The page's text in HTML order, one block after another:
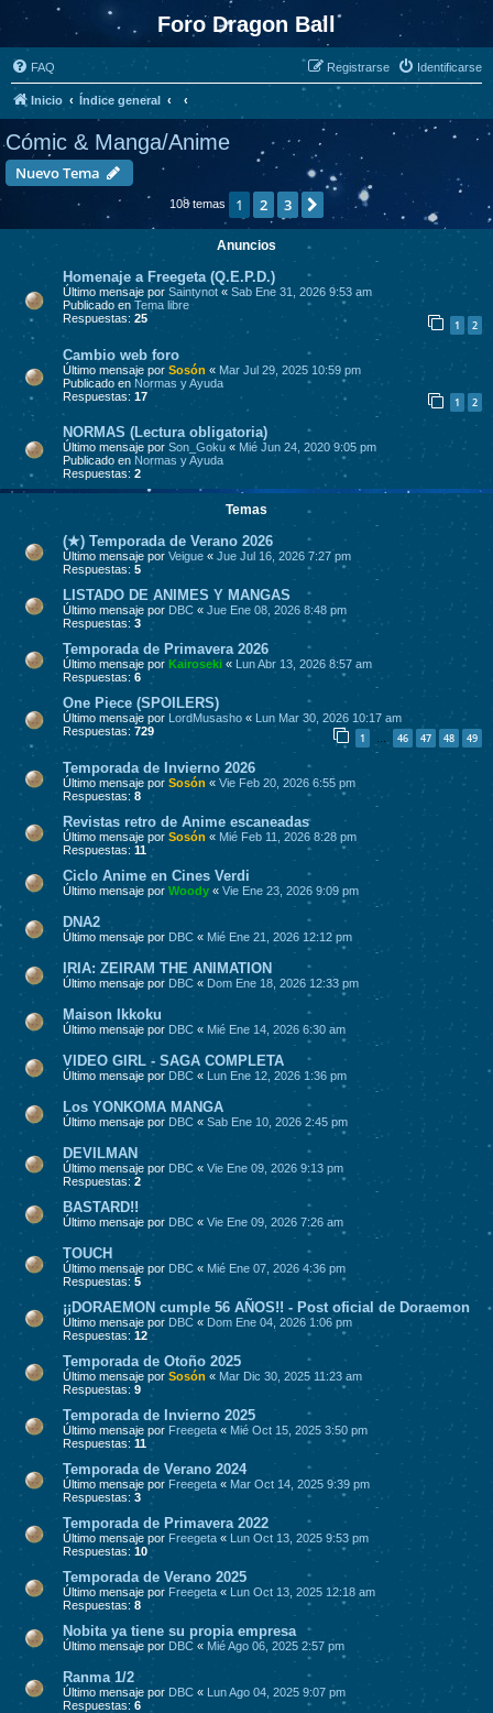
Foro Dragon Ball
FAQ Identificarse
Registrarse
Inicio Índice general
Cómic & Manga/Anime
Nuevo Tema
108 temas 1 2 3 Siguiente
Anuncios
Homenaje a Freegeta (Q.E.P.D.)
Último mensaje por Saintynot « Sab Ene 31, 2026 9:53 am
Publicado en Tema libre
Respuestas: 25 1 2
Cambio web foro
Último mensaje por Sosón « Mar Jul 29, 2025 10:59 pm
Publicado en Normas y Ayuda
Respuestas: 17 1 2
NORMAS (Lectura obligatoria)
Último mensaje por Son_Goku « Mié Jun 24, 2020 9:05 pm
Publicado en Normas y Ayuda
Respuestas: 2
Temas
(★) Temporada de Verano 2026
Último mensaje por Veigue « Jue Jul 16, 2026 7:27 pm
Respuestas: 5
LISTADO DE ANIMES Y MANGAS
Último mensaje por DBC « Jue Ene 08, 2026 8:48 pm
Respuestas: 3
Temporada de Primavera 2026
Último mensaje por Kairoseki «
Lun Abr 13, 2026 8:57 am
Respuestas: 6
One Piece (SPOILERS)
Último mensaje por LordMusasho «
Lun Mar 30, 2026 10:17 am
Respuestas: 729 1 … 46 47 48 49
Temporada de Invierno 2026
Último mensaje por Sosón « Vie Feb 20, 2026 6:55 pm
Respuestas: 8
Revistas retro de Anime escaneadas
Último mensaje por Sosón « Mié Feb 11, 2026 8:28 pm
Respuestas: 11
Ciclo Anime en Cines Verdi
Último mensaje por Woody « Vie Ene 23, 2026 9:09 pm
DNA2
Último mensaje por DBC « Mié Ene 21, 2026 12:12 pm
IRIA: ZEIRAM THE ANIMATION
Último mensaje por DBC « Dom Ene 18, 2026 12:33 pm
Maison Ikkoku
Último mensaje por DBC « Mié Ene 14, 2026 6:30 am
VIDEO GIRL - SAGA COMPLETA
Último mensaje por DBC « Lun Ene 12, 2026 1:36 pm
Los YONKOMA MANGA
Último mensaje por DBC « Sab Ene 10, 2026 2:45 pm
DEVILMAN
Último mensaje por DBC « Vie Ene 09, 2026 9:13 pm
Respuestas: 2
BASTARD!!
Último mensaje por DBC « Vie Ene 09, 2026 7:26 am
TOUCH
Último mensaje por DBC « Mié Ene 07, 2026 4:36 pm
Respuestas: 5
¡¡DORAEMON cumple 56 AÑOS!! - Post oficial de Doraemon
Último mensaje por DBC « Dom Ene 04, 2026 1:06 pm
Respuestas: 12
Temporada de Otoño 2025
Último mensaje por Sosón « Mar Dic 30, 2025 11:23 am
Respuestas: 9
Temporada de Invierno 2025
Último mensaje por Freegeta « Mié Oct 15, 2025 3:50 pm
Respuestas: 11
Temporada de Verano 2024
Último mensaje por Freegeta « Mar Oct 14, 2025 9:39 pm
Respuestas: 3
Temporada de Primavera 2022
Último mensaje por Freegeta « Lun Oct 13, 2025 9:53 pm
Respuestas: 10
Temporada de Verano 2025
Último mensaje por Freegeta « Lun Oct 13, 2025 12:18 am
Respuestas: 8
Nobita ya tiene su propia empresa
Último mensaje por DBC « Mié Ago 06, 2025 2:57 pm
Ranma 1/2
Último mensaje por DBC « Lun Ago 04, 2025 9:07 pm
Respuestas: 6